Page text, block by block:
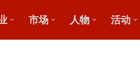
市场 人物 活动